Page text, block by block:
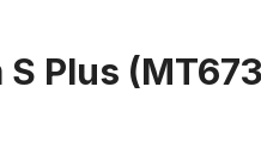
Plus